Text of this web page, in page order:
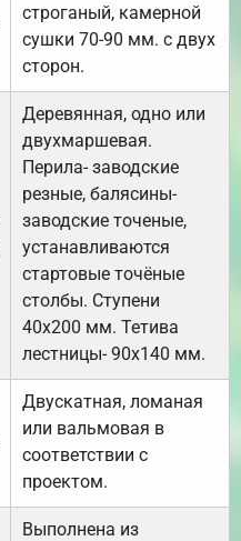
строганый, камерной
сушки 70-90 мм. с двух
сторон.
Деревянная, одно или
двухмаршевая.
Перила- заводские
резные, балясины-
заводские точеные,
устанавливаются
стартовые точёные
столбы. Ступени
40х200 мм. Тетива
лестницы- 90х140 мм.
Двускатная, ломаная
или вальмовая в
соответствии с
проектом.
Выполнена из